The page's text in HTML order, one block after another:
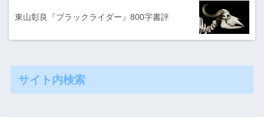
東山彰良『ブラックライダー』800字書評
サイト内検索